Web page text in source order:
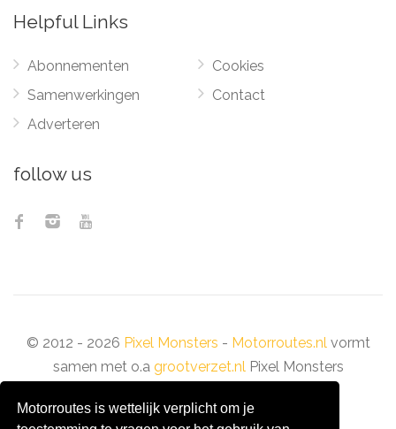
Motorroutes is wettelijk verplicht om je
Helpful Links
Abonnementen
Samenwerkingen
Adverteren
Cookies
Contact
follow us
© 2012 - 2026 Pixel Monsters - Motorroutes.nlvormt
samen met o.a grootverzet.nlPixel Monsters